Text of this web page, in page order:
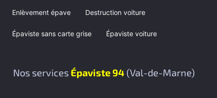
Enlèvement épave Destruction voiture
Épaviste sans carte grise Épaviste voiture
Nos services Épaviste 94 (Val-de-Marne)